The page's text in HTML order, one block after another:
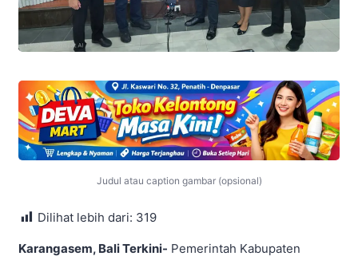
Judul atau caption gambar (opsional)
Dilihat lebih dari: 319
Karangasem, Bali Terkini- Pemerintah Kabupaten